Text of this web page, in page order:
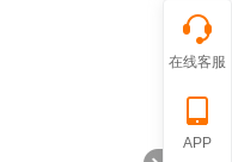
在线客服
APP